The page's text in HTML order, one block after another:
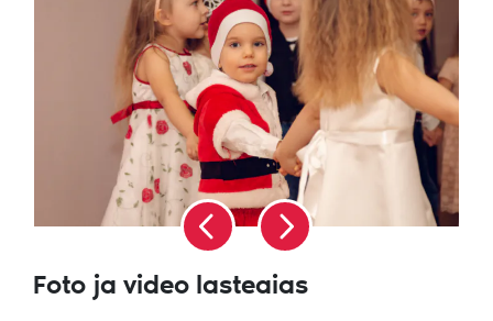
Foto ja video lasteaias